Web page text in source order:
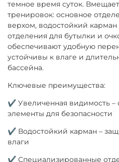
темное время суток.
тренировок: основное
верхом, водостойкий
отделения для бутылки и
обеспечивают удобную
устойчивы к влаге и
бассейна.
Ключевые преимущества:
✔ Увеличенная видимость
элементы для безопасности
✔ Водостойкий карман –
влаги
✔ Специализированные